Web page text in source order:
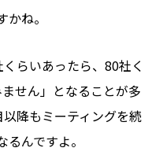
ね。
らいあったら、80社く
せん」となることが多
降もミーティングを続
んですよ。